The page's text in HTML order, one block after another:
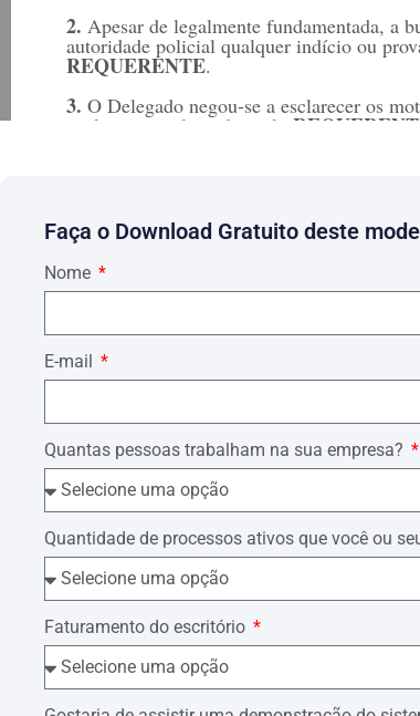
2. Apesar de legalmente fundamentada, a
autoridade policial qualquer indício ou
REQUERENTE.
3. O Delegado negou-se a esclarecer os
explicações solicitadas pelo
A V.Sa. que dê ordem para que sejam
Pede deferimento.
(Local data e ano).
(Nome e assinatura do advogado).
Faça o Download Gratuito deste
Nome
E-mail
Quantas pessoas trabalham na sua empresa?
Quantidade de processos ativos que você ou
Faturamento do escritório